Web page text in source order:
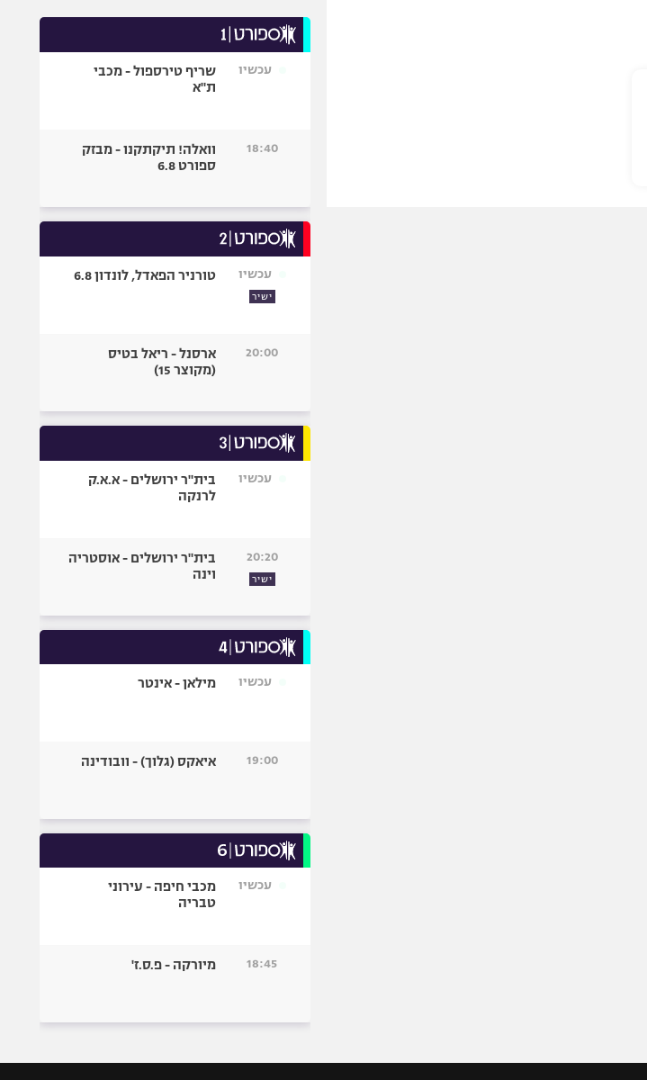
עכשיו
שריף טירספול - מכבי
ת"א
18:40
וואלה! תיקתקנו - מבזק
ספורט 6.8
עכשיו
ישיר
טורניר הפאדל, לונדון 6.8
20:00
ארסנל - ריאל בטיס
(מקוצר 15)
עכשיו
בית"ר ירושלים - א.א.ק
לרנקה
20:20
ישיר
בית"ר ירושלים - אוסטריה
וינה
עכשיו מילאן - אינטר
19:00 איאקס (גלוך) - וובודינה
עכשיו
מכבי חיפה - עירוני
טבריה
18:45 מיורקה - פ.ס.ז'